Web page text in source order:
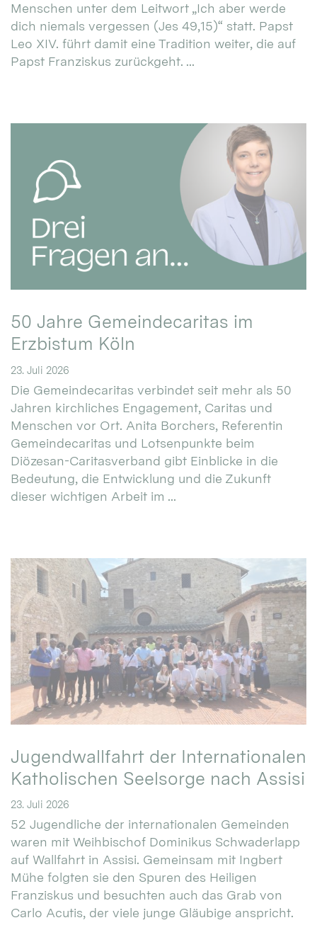
Menschen unter dem Leitwort „Ich aber werde
dich niemals vergessen (Jes 49,15)“ statt. Papst
Leo XIV. führt damit eine Tradition weiter, die auf
Papst Franziskus zurückgeht. ...
50 Jahre Gemeindecaritas im
Erzbistum Köln
23. Juli 2026
Die Gemeindecaritas verbindet seit mehr als 50
Jahren kirchliches Engagement, Caritas und
Menschen vor Ort. Anita Borchers, Referentin
Gemeindecaritas und Lotsenpunkte beim
Diözesan-Caritasverband gibt Einblicke in die
Bedeutung, die Entwicklung und die Zukunft
dieser wichtigen Arbeit im ...
Jugendwallfahrt der Internationalen
Katholischen Seelsorge nach Assisi
23. Juli 2026
52 Jugendliche der internationalen Gemeinden
waren mit Weihbischof Dominikus Schwaderlapp
auf Wallfahrt in Assisi. Gemeinsam mit Ingbert
Mühe folgten sie den Spuren des Heiligen
Franziskus und besuchten auch das Grab von
Carlo Acutis, der viele junge Gläubige anspricht.